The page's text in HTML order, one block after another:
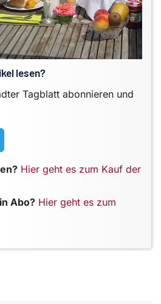
lesen?
Tagblatt abonnieren und
Hier geht es zum Kauf der
Abo? Hier geht es zum